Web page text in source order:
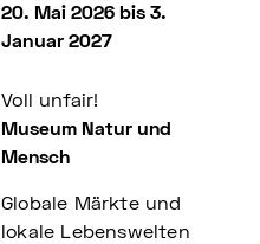
20. Mai 2026 bis 3.
Januar 2027
Voll unfair!
Museum Natur und
Mensch
Globale Märkte und
lokale Lebenswelten